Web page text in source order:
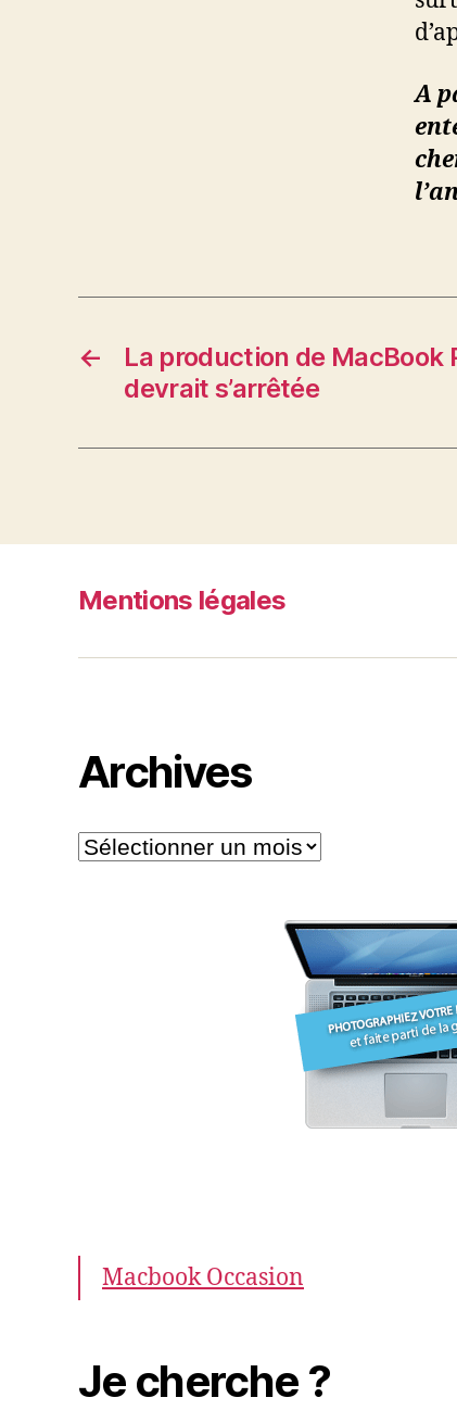
A
←
La production de MacBook
devrait s’arrêtée
Mentions légales
Archives
Archives
Macbook Occasion
Je cherche ?